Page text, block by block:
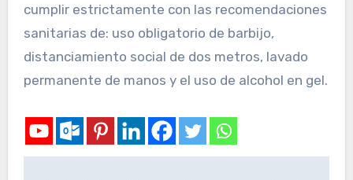
cumplir estrictamente con las recomendaciones
sanitarias de: uso obligatorio de barbijo,
distanciamiento social de dos metros, lavado
permanente de manos y el uso de alcohol en gel.